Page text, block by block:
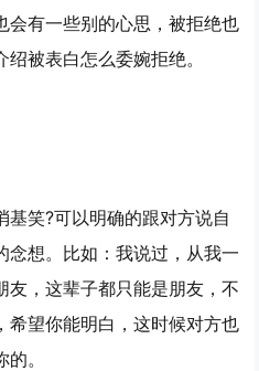
会有一些别的心思，被拒绝也
被表白怎么委婉拒绝。
基笑?可以明确的跟对方说自
念想。比如：我说过，从我一
友，这辈子都只能是朋友，不
希望你能明白，这时候对方也
。